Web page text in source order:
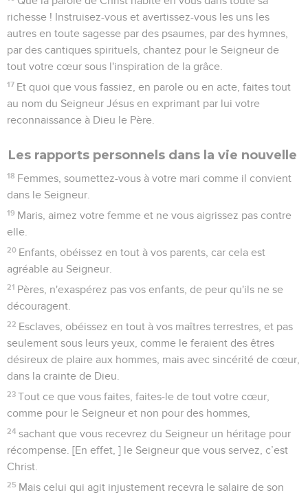
richesse ! Instruisez-vous et avertissez-vous les uns les
autres en toute sagesse par des psaumes, par des hymnes,
par des cantiques spirituels, chantez pour le Seigneur de
tout votre cœur sous l'inspiration de la grâce.
17 Et quoi que vous fassiez, en parole ou en acte, faites tout
au nom du Seigneur Jésus en exprimant par lui votre
reconnaissance à Dieu le Père.
Les rapports personnels dans la vie nouvelle
18 Femmes, soumettez-vous à votre mari comme il convient
dans le Seigneur.
19 Maris, aimez votre femme et ne vous aigrissez pas contre
elle.
20 Enfants, obéissez en tout à vos parents, car cela est
agréable au Seigneur.
21 Pères, n'exaspérez pas vos enfants, de peur qu'ils ne se
découragent.
22 Esclaves, obéissez en tout à vos maîtres terrestres, et pas
seulement sous leurs yeux, comme le feraient des êtres
désireux de plaire aux hommes, mais avec sincérité de cœur,
dans la crainte de Dieu.
23 Tout ce que vous faites, faites-le de tout votre cœur,
comme pour le Seigneur et non pour des hommes,
24 sachant que vous recevrez du Seigneur un héritage pour
récompense. [En effet, ] le Seigneur que vous servez, c’est
Christ.
25 Mais celui qui agit injustement recevra le salaire de son